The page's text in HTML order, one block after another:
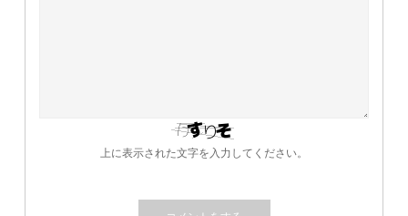
上に表示された文字を入力してください。